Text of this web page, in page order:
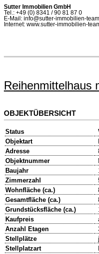
Sutter Immobilien GmbH
Tel.: +49 (0) 8341 / 90 81 87 0
E-Mail: info@sutter-immobilien-
Internet: www.sutter-immobilien-
Reihenmittelhaus
OBJEKTÜBERSICHT
Status
Objektart
Adresse
Objektnummer
Baujahr
Zimmerzahl
Wohnfläche (ca.)
Gesamtfläche (ca.)
Grundstücksfläche (ca.)
Kaufpreis
Anzahl Etagen
Stellplätze
Stellplatzart